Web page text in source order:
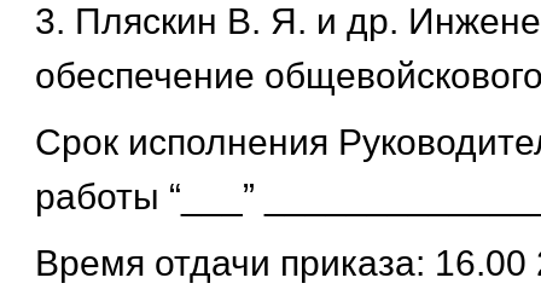
3. Пляскин В. Я. и др.
обеспечение
Срок исполнения
работы “___”
Время отдачи приказа: